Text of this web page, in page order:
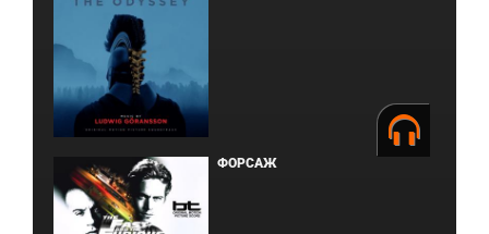
ФОРСАЖ